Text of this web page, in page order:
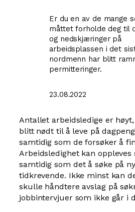
Er du en av de mange
måttet forholde deg til
og nedskjæringer på
arbeidsplassen i det
nordmenn har blitt
permitteringer.
23.08.2022
Antallet arbeidsledige er
blitt nødt til å leve på
samtidig som de forsøker å
Arbeidsledighet kan
samtidig som det å søke på
tidkrevende. Ikke minst kan
skulle håndtere avslag på
jobbintervjuer som ikke går i